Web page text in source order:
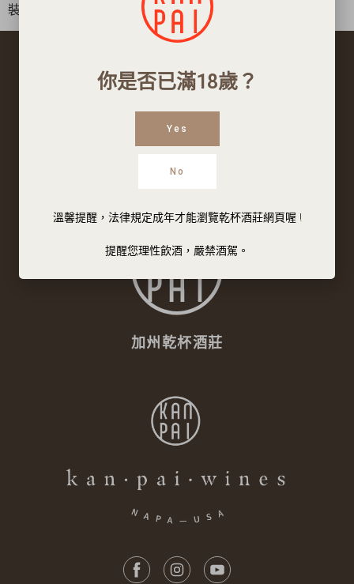
裝氣泡酒兩組」，就送「美國小農白酒－Folk 」 […]
加州乾杯酒莊
你是否已滿18歲？
Yes
No
溫馨提醒，法律規定成年才能瀏覽乾杯酒莊網頁喔 !
提醒您理性飲酒，嚴禁酒駕。